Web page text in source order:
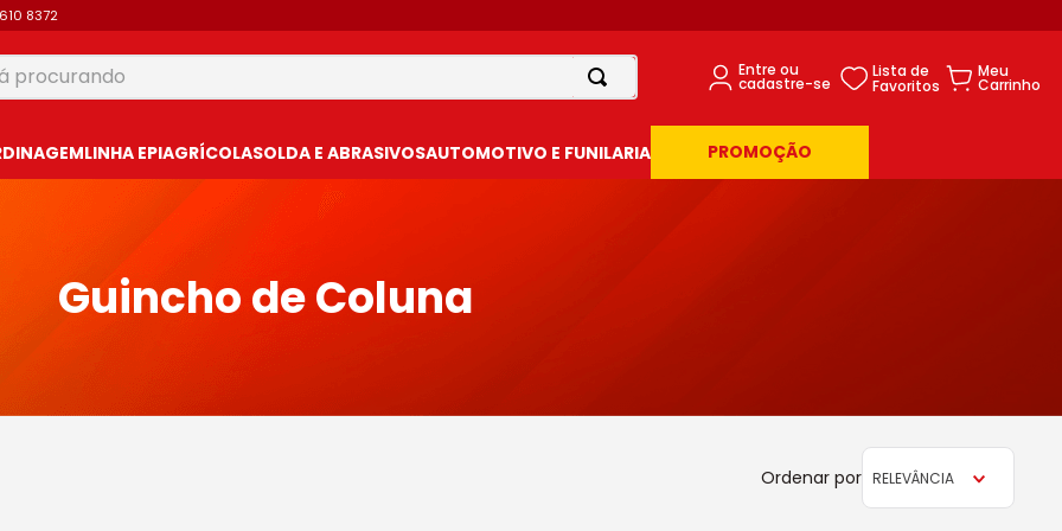
8372
LINHA EPIAGRÍCOLASOLDA E ABRASIVOSAUTOMOTIVO E FUNILARIA PROMOÇÃO
Guincho de Coluna
RELEVÂNCIA